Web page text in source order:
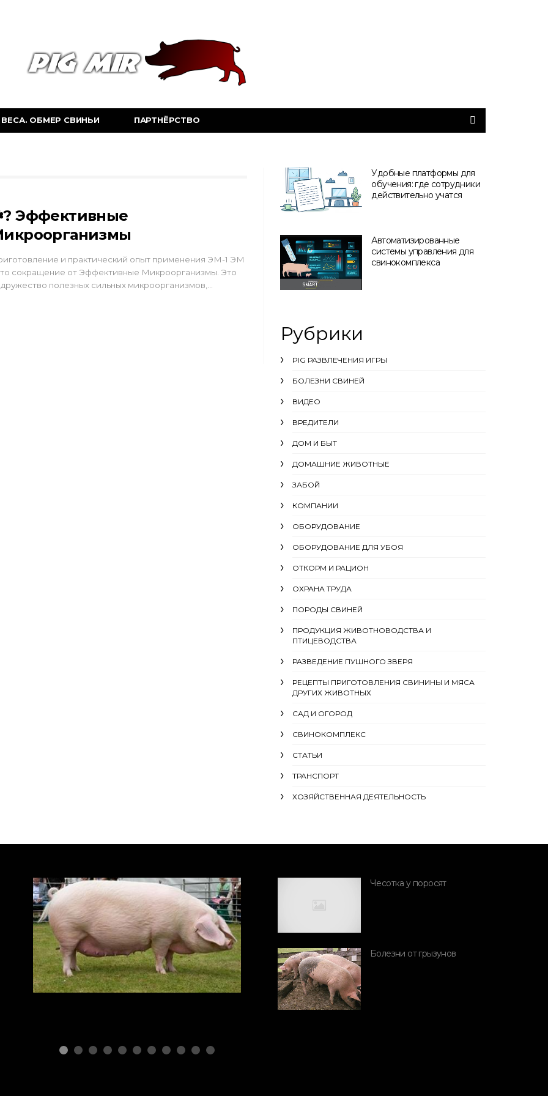
ОБМЕР СВИНЬИ ПАРТНЁРСТВО
Эффективные
и практический опыт применения ЭМ-1 ЭМ
сокращение от Эффективные Микроорганизмы. Это
полезных сильных микроорганизмов,…
Удобные платформы для
обучения: где сотрудники
действительно учатся
Автоматизированные
системы управления для
свинокомплекса
Рубрики
PIG РАЗВЛЕЧЕНИЯ ИГРЫ
БОЛЕЗНИ СВИНЕЙ
ВИДЕО
ВРЕДИТЕЛИ
ДОМ И БЫТ
ДОМАШНИЕ ЖИВОТНЫЕ
ЗАБОЙ
КОМПАНИИ
ОБОРУДОВАНИЕ
ОБОРУДОВАНИЕ ДЛЯ УБОЯ
ОТКОРМ И РАЦИОН
ОХРАНА ТРУДА
ПОРОДЫ СВИНЕЙ
ПРОДУКЦИЯ ЖИВОТНОВОДСТВА И
ПТИЦЕВОДСТВА
РАЗВЕДЕНИЕ ПУШНОГО ЗВЕРЯ
РЕЦЕПТЫ ПРИГОТОВЛЕНИЯ СВИНИНЫ И МЯСА
ДРУГИХ ЖИВОТНЫХ
САД И ОГОРОД
СВИНОКОМПЛЕКС
СТАТЬИ
ТРАНСПОРТ
ХОЗЯЙСТВЕННАЯ ДЕЯТЕЛЬНОСТЬ
ПОРОДЫ СВИНЕЙ
Породы и
производительность
свиней
Гибридизация при
скрещивании двух
пород
Чесотка у поросят
Болезни от грызунов